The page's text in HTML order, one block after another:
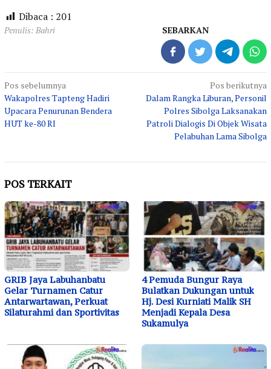
Dibaca : 201
Penulis: Bahri SEBARKAN
Navigasi
pos
Pos sebelumnya
Wakapolres Tapteng Hadiri
Upacara Penurunan Bendera
HUT ke-80 RI
Pos berikutnya
Dalam Rangka Liburan, Personil
Polres Sibolga Laksanakan
Patroli Dialogis Di Objek Wisata
Pelabuhan Lama Sibolga
POS TERKAIT
GRIB Jaya Labuhanbatu
Gelar Turnamen Catur
Antarwartawan, Perkuat
Silaturahmi dan Sportivitas
4 Pemuda Bungur Raya
Bulatkan Dukungan untuk
Hj. Desi Kurniati Malik SH
Menjadi Kepala Desa
Sukamulya